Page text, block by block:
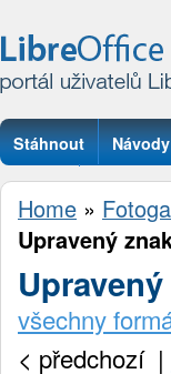
Stáhnout Návody
Otázky
Home »
Upravený
všechny
< předchozí |